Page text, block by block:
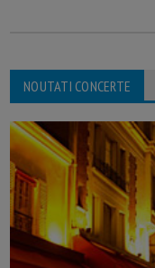
NOUTATI CONCERTE